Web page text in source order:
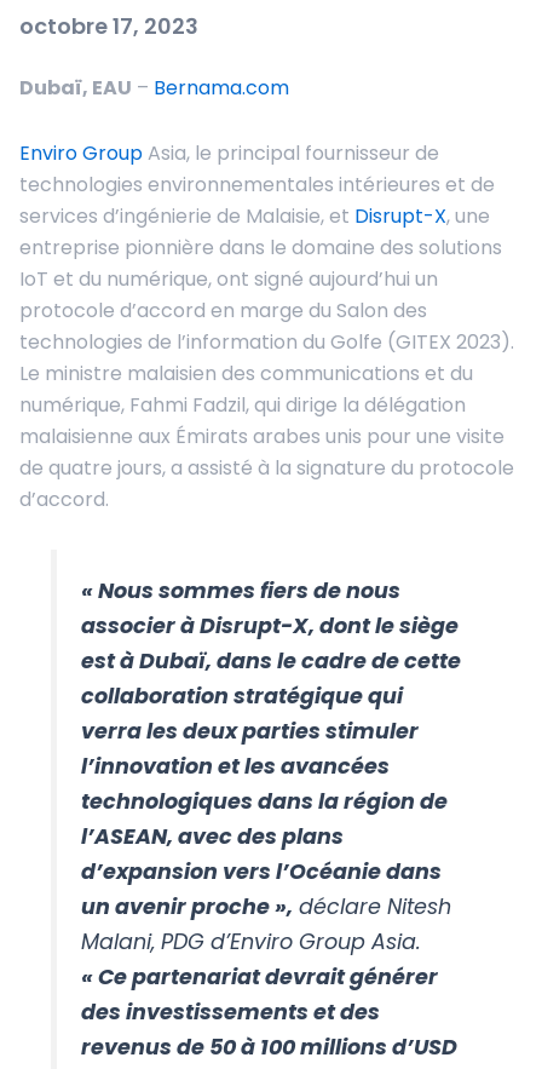
octobre 17, 2023
Dubaï, EAU – Bernama.com
Enviro GroupAsia, le principal fournisseur de
technologies environnementales intérieures et de
services d’ingénierie de Malaisie, et Disrupt-X, une
entreprise pionnière dans le domaine des solutions
IoT et du numérique, ont signé aujourd’hui un
protocole d’accord en marge du Salon des
technologies de l’information du Golfe (GITEX 2023).
Le ministre malaisien des communications et du
numérique, Fahmi Fadzil, qui dirige la délégation
malaisienne aux Émirats arabes unis pour une visite
de quatre jours, a assisté à la signature du protocole
d’accord.
« Nous sommes fiers de nous
associer à Disrupt-X, dont le siège
est à Dubaï, dans le cadre de cette
collaboration stratégique qui
verra les deux parties stimuler
l’innovation et les avancées
technologiques dans la région de
l’ASEAN, avec des plans
d’expansion vers l’Océanie dans
un avenir proche », déclare Nitesh
Malani, PDG d’Enviro Group Asia.
« Ce partenariat devrait générer
des investissements et des
revenus de 50 à 100 millions d’USD